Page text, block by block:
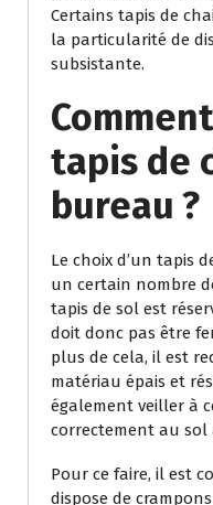
Certains tapis de
la particularité de
subsistante.
tapis de
bureau ?
Le choix d’un tapis
un certain nombre
tapis de sol est
doit donc pas être
plus de cela, il est
matériau épais et
également veiller à
correctement au sol
Pour ce faire, il est
dispose de